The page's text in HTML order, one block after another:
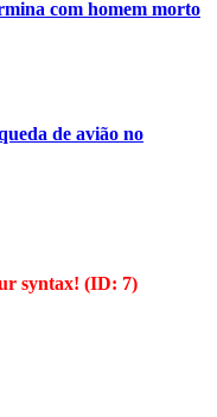
com homem morto
de avião no
syntax! (ID: 7)